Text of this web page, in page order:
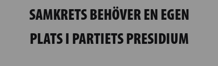
SAMKRETS BEHÖVER EN EGEN
PLATS I PARTIETS PRESIDIUM